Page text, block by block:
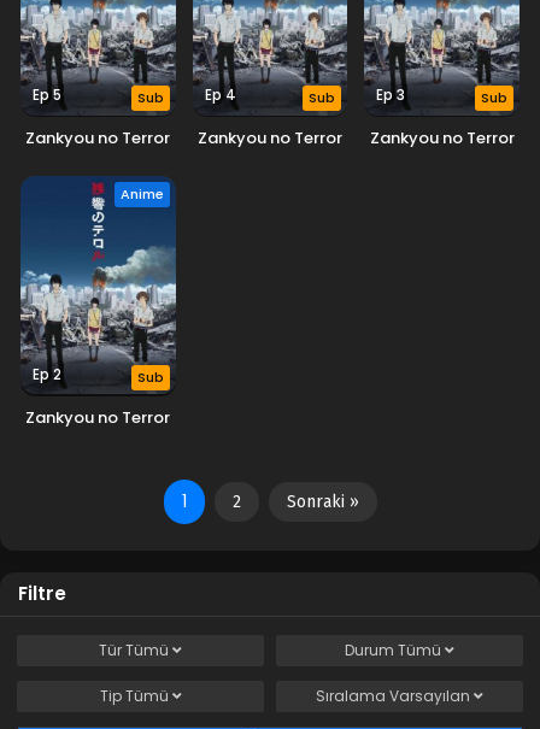
Ep 5 Sub
Zankyou no Terror
Ep 4 Sub
Zankyou no Terror
Ep 3 Sub
Zankyou no Terror
Anime
Ep 2 Sub
Zankyou no Terror
1 2 Sonraki »
Filtre
TürTümü Durum Tümü
TipTümü Sıralama Varsayılan